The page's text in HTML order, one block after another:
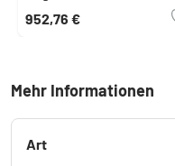
952,76 €
Mehr Informationen
Art